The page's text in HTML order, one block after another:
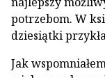
potrzebom. W
dziesiątki
Jak